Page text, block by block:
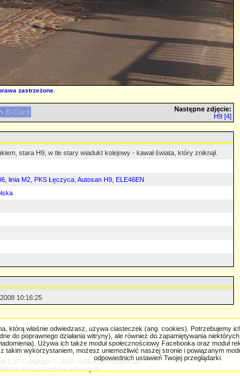
zastrzeżone.
Następne zdjęcie:
H9 [4]
stara H9, w tle stary wiadukt kolejowy - kawał świata, który zniknął.
linia M2 PKS Łęczyca Autosan H9 ELE46EN
10:16:25
tej strony]
1.10 Copyright © 2002-2026
4homepages.de
ilości orzechów laskowych.
którą właśnie odwiedzasz, używa ciasteczek (ang. cookies). Potrzebujemy
do poprawnego działania witryny), ale również do zapamiętywania
Używa ich także moduł społecznościowy Facebooka oraz moduł
takim wykorzystaniem, możesz uniemożliwić naszej stronie i powiązanym
odpowiednich ustawień Twojej przeglądarki.